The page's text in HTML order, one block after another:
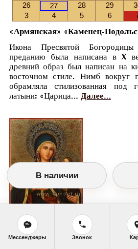
26
27 28 29
3
4 5 6
«Армянская» «Каменец-
Икона Пресвятой
преданию была написана в X
древний образ был написан на
восточном стиле. Нимб вокруг
обрамляла стилизованная под
латыни: «Царица... Далее...
Православный
<<Вторник, 27 Июня (14
В наличии
Мессенджеры Звонок